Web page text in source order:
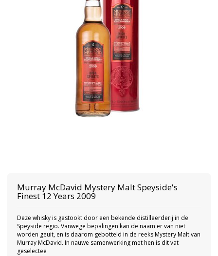
Murray McDavid Mystery Malt Speyside's
Finest 12 Years 2009
Deze whisky is gestookt door een bekende distilleerderij in de
Speyside regio. Vanwege bepalingen kan de naam er van niet
worden geuit, en is daarom gebotteld in de reeks Mystery Malt van
Murray McDavid. In nauwe samenwerking met hen is dit vat
geselectee